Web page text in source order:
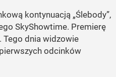
kontynuacją „Ślebody”,
SkyShowtime. Premierę
Tego dnia widzowie
odcinków